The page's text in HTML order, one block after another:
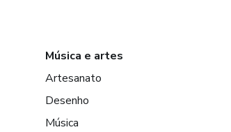
Música e artes
Artesanato
Desenho
Música